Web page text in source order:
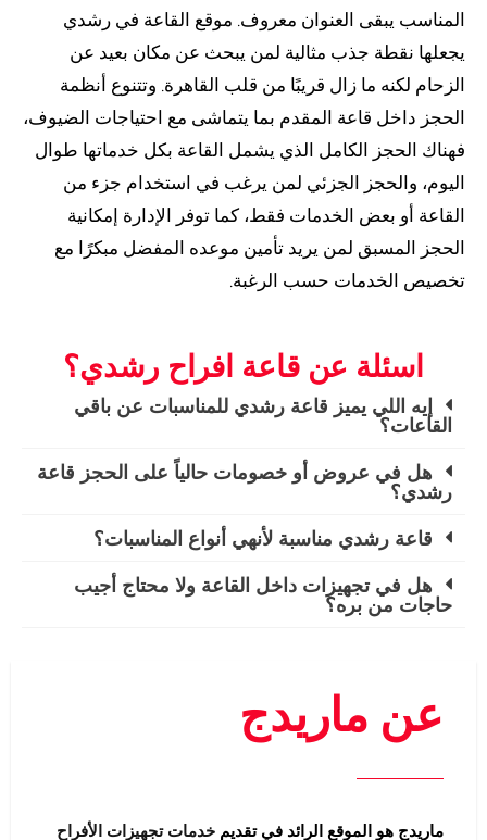
المناسب يبقى العنوان معروف. موقع القاعة في رشدي
يجعلها نقطة جذب مثالية لمن يبحث عن مكان بعيد عن
الزحام لكنه ما زال قريبًا من قلب القاهرة. وتتنوع أنظمة
الحجز داخل قاعة المقدم بما يتماشى مع احتياجات الضيوف،
فهناك الحجز الكامل الذي يشمل القاعة بكل خدماتها طوال
اليوم، والحجز الجزئي لمن يرغب في استخدام جزء من
القاعة أو بعض الخدمات فقط، كما توفر الإدارة إمكانية
الحجز المسبق لمن يريد تأمين موعده المفضل مبكرًا مع
تخصيص الخدمات حسب الرغبة.
اسئلة عن قاعة افراح رشدي؟
إيه اللي يميز قاعة رشدي للمناسبات عن باقي
القاعات؟
هل في عروض أو خصومات حالياً على الحجز قاعة
رشدي؟
قاعة رشدي مناسبة لأنهي أنواع المناسبات؟
هل في تجهيزات داخل القاعة ولا محتاج أجيب
حاجات من بره؟
عن ماريدج
ماريدج هو الموقع الرائد في تقديم خدمات تجهيزات الأفراح